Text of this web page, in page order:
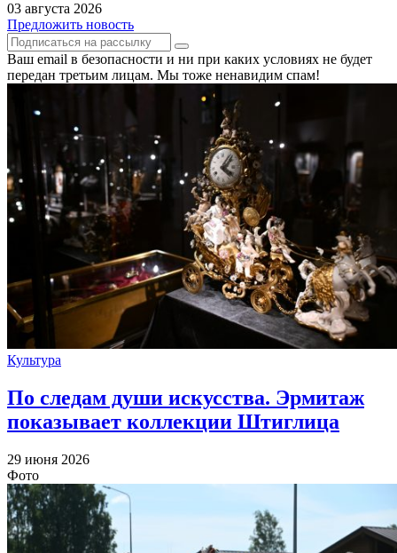
03 августа 2026
Предложить новость
Ваш email в безопасности и ни при каких условиях не будет
передан третьим лицам. Мы тоже ненавидим спам!
Культура
По следам души искусства. Эрмитаж
показывает коллекции Штиглица
29 июня 2026
Фото